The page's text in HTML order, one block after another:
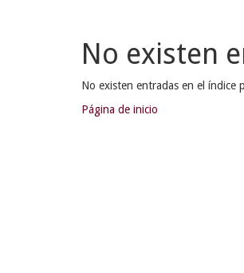
No existen
No existen entradas en el índice
Página de inicio